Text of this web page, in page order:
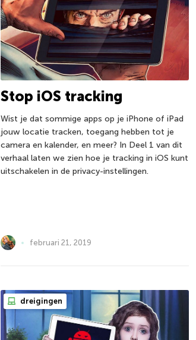
Stop iOS tracking
Wist je dat sommige apps op je iPhone of iPad
jouw locatie tracken, toegang hebben tot je
camera en kalender, en meer? In Deel 1 van dit
verhaal laten we zien hoe je tracking in iOS kunt
uitschakelen in de privacy-instellingen.
februari 21, 2019
dreigingen